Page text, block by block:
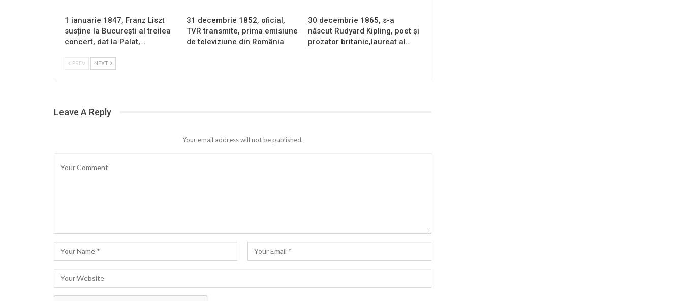
1 ianuarie 1847, Franz Liszt
susține la București al treilea
concert, dat la Palat,…
31 decembrie 1852, oficial,
TVR transmite, prima emisiune
de televiziune din România
30 decembrie 1865, s-a
născut Rudyard Kipling, poet și
prozator britanic,laureat al…
PREV NEXT
Leave A Reply
Your email address will not be published.